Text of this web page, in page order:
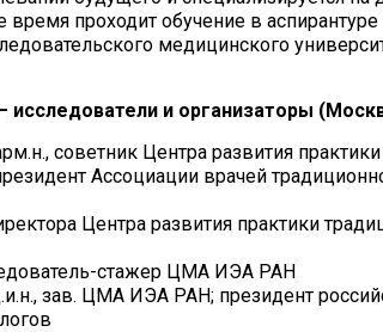
время проходит обучение в
медицинского
исследователи и организаторы
советник Центра развития
Ассоциации врачей
Центра развития практики
стажер ЦМА ИЭА РАН
зав. ЦМА ИЭА РАН; президент